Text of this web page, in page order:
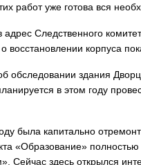
работ уже готова вся
Следственного
восстановлении корпуса
здания
в этом году
была капитально
«Образование»
Сейчас здесь открылся